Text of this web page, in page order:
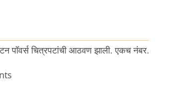
पॉवर्स चित्रपटांची आठवण झाली. एकच नंबर.